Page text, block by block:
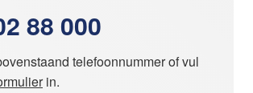
88 000
telefoonnummer of vul
in.